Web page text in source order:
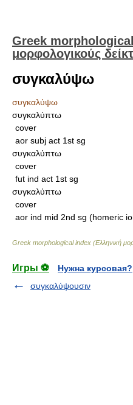
Greek
μορφολογικούς
συγκαλύψω
συγκαλύψω
συγκαλύπτω
cover
aor subj act 1st sg
συγκαλύπτω
cover
fut ind act 1st sg
συγκαλύπτω
cover
aor ind mid 2nd sg (homeric
Greek morphological index (Ελληνική
Игры ⚽
Нужна курсовая?
συγκαλύψουσιν